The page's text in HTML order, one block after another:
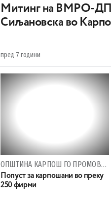
Митинг на ВМРО-
Сиљановска во
пред 7 години
ОПШТИНА КАРПОШ ГО ПРОМОВИРА ПРОЕКТОТ „МОЈ КАРПОШ - МОЈА КАРТИЧКА“
Попуст за карпошани во преку
250 фирми